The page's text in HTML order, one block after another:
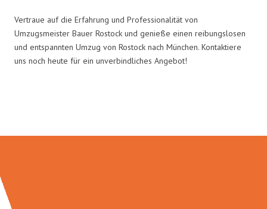
Vertraue auf die Erfahrung und Professionalität von
Umzugsmeister Bauer Rostock und genieße einen reibungslosen
und entspannten Umzug von Rostock nach München. Kontaktiere
uns noch heute für ein unverbindliches Angebot!